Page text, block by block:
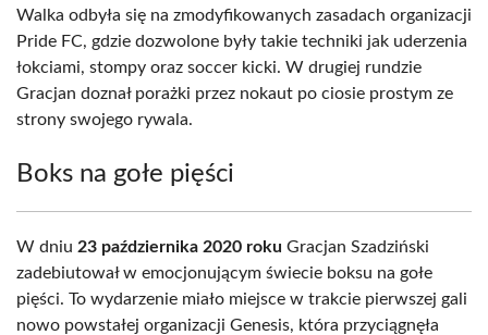
Walka odbyła się na zmodyfikowanych zasadach organizacji
Pride FC, gdzie dozwolone były takie techniki jak uderzenia
łokciami, stompy oraz soccer kicki. W drugiej rundzie
Gracjan doznał porażki przez nokaut po ciosie prostym ze
strony swojego rywala.
Boks na gołe pięści
W dniu 23 października 2020 roku Gracjan Szadziński
zadebiutował w emocjonującym świecie boksu na gołe
pięści. To wydarzenie miało miejsce w trakcie pierwszej gali
nowo powstałej organizacji Genesis, która przyciągnęła